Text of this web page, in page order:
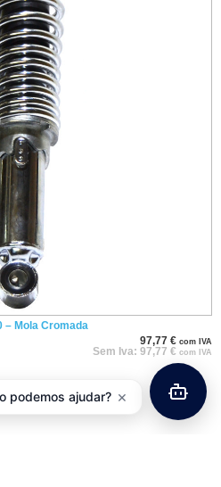
– Mola Cromada
97,77 € com IVA
Sem Iva: 97,77 € com IVA
podemos ajudar? ×